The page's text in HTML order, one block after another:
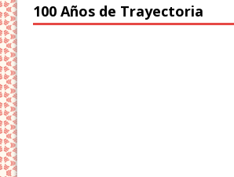
100 Años de Trayectoria